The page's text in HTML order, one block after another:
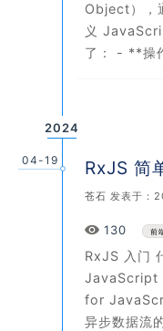
Object），
义
了： - **操
2024
04-19 RxJS 简
苍石 发表于：
130 前
RxJS 入门
JavaScript
for
异步数据流